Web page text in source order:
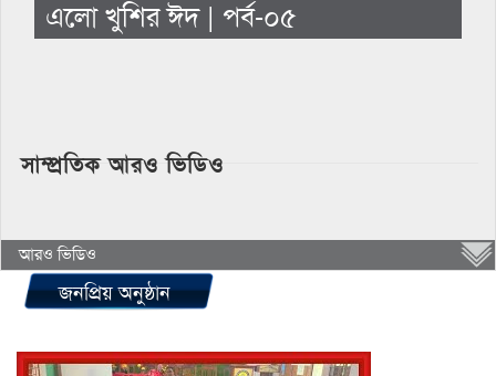
এলো খুশির ঈদ | পর্ব-০৫
সাম্প্রতিক আরও ভিডিও
আরও ভিডিও
জনপ্রিয় অনুষ্ঠান